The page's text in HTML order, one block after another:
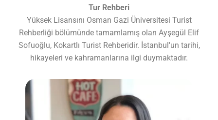
Tur Rehberi
Yüksek Lisansını Osman Gazi Üniversitesi Turist
Rehberliği bölümünde tamamlamış olan Ayşegül Elif
Sofuoğlu, Kokartlı Turist Rehberidir. İstanbul'un tarihi,
hikayeleri ve kahramanlarına ilgi duymaktadır.